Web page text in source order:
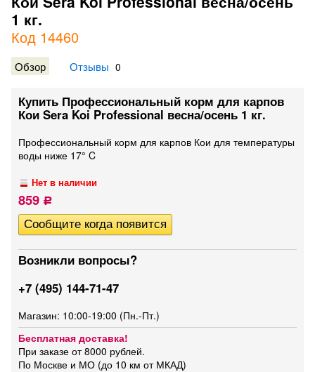
1 кг.
Код 14460
Обзор Отзывы 0
Купить Профессиональный корм для карпов
Кои Sera Koi Professional весна/осень 1 кг.
Профессиональный корм для карпов Кои для температуры
воды ниже 17° C
Нет в наличии
859 Р
Возникли вопросы?
+7 (495) 144-71-47
Магазин: 10:00-19:00 (Пн.-Пт.)
Бесплатная доставка!
При заказе от 8000 рублей.
По Москве и МО (до 10 км от МКАД)